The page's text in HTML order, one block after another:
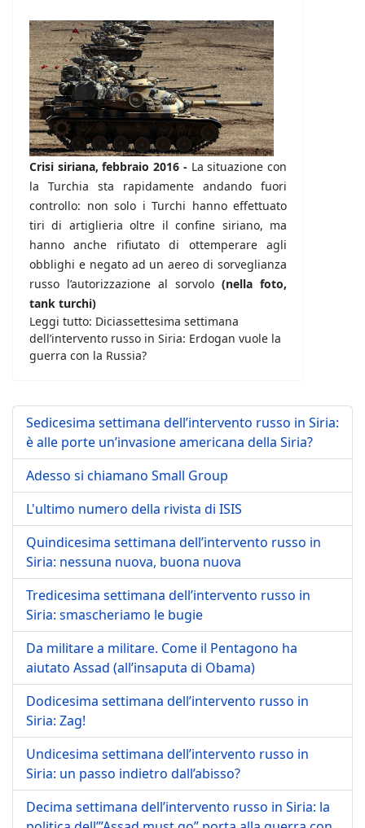
Crisi siriana, febbraio 2016 - La situazione con
la Turchia sta rapidamente andando fuori
controllo: non solo i Turchi hanno effettuato
tiri di artiglieria oltre il confine siriano, ma
hanno anche rifiutato di ottemperare agli
obblighi e negato ad un aereo di sorveglianza
russo l’autorizzazione al sorvolo (nella foto,
tank turchi)
Leggi tutto: Diciassettesima settimana
dell’intervento russo in Siria: Erdogan vuole la
guerra con la Russia?
Sedicesima settimana dell’intervento russo in Siria:
è alle porte un’invasione americana della Siria?
Adesso si chiamano Small Group
L'ultimo numero della rivista di ISIS
Quindicesima settimana dell’intervento russo in
Siria: nessuna nuova, buona nuova
Tredicesima settimana dell’intervento russo in
Siria: smascheriamo le bugie
Da militare a militare. Come il Pentagono ha
aiutato Assad (all’insaputa di Obama)
Dodicesima settimana dell’intervento russo in
Siria: Zag!
Undicesima settimana dell’intervento russo in
Siria: un passo indietro dall’abisso?
Decima settimana dell’intervento russo in Siria: la